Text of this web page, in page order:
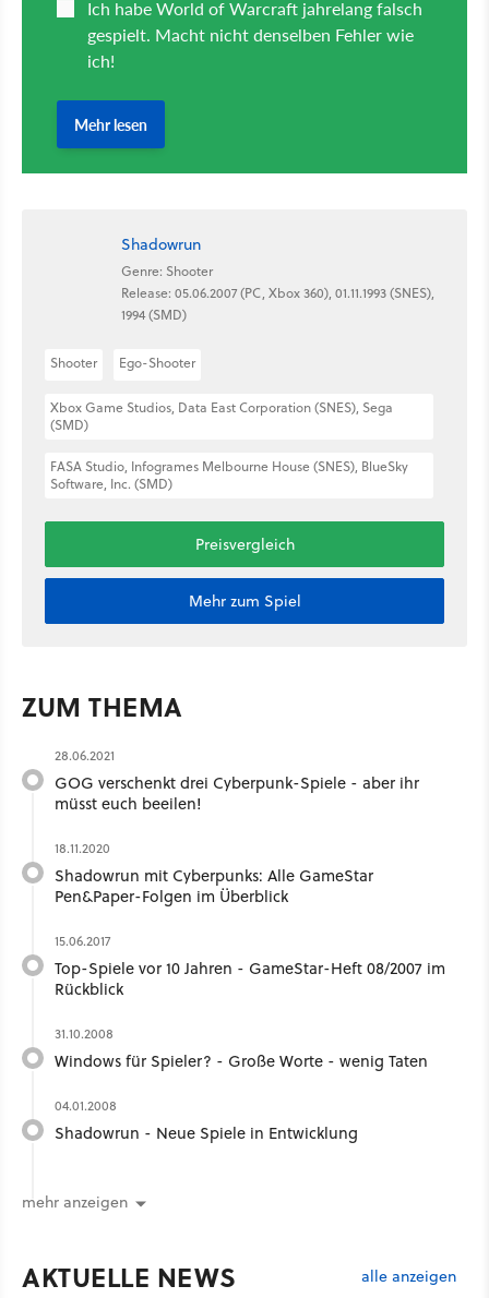
Shadowrun
Genre: Shooter
Release: 05.06.2007 (PC, Xbox 360), 01.11.1993 (SNES),
1994 (SMD)
Shooter Ego-Shooter
Xbox Game Studios, Data East Corporation (SNES), Sega
(SMD)
FASA Studio, Infogrames Melbourne House (SNES), BlueSky
Software, Inc. (SMD)
Preisvergleich
Mehr zum Spiel
ZUM THEMA
28.06.2021
GOG verschenkt drei Cyberpunk-Spiele - aber ihr
müsst euch beeilen!
18.11.2020
Shadowrun mit Cyberpunks: Alle GameStar
Pen&Paper-Folgen im Überblick
15.06.2017
Top-Spiele vor 10 Jahren - GameStar-Heft 08/2007 im
Rückblick
31.10.2008
Windows für Spieler? - Große Worte - wenig Taten
04.01.2008
Shadowrun - Neue Spiele in Entwicklung
mehr anzeigen
AKTUELLE NEWS alle anzeigen